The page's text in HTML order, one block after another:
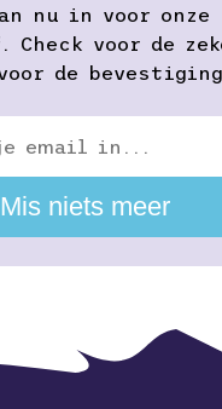
nu in voor onze
Check voor de
de
Mis niets meer